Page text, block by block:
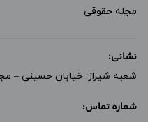
مجله حقوقی
نشانی:
شعبه شیراز: خیابان حسینی –
شماره تماس: